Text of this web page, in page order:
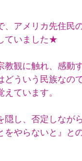
アメリカ先住民
ていました★
観に触れ、感動
どういう民族なの
ています。
し、否定しなが
やらないと』と